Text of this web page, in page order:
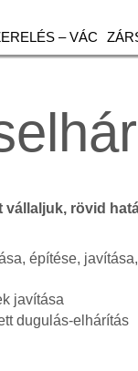
– VÁC
vállaljuk, rövid
építése,
javítása
dugulás-elhárítás